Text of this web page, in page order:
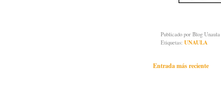
Publicado por Blog Unaula
Etiquetas: UNAULA
Entrada más reciente